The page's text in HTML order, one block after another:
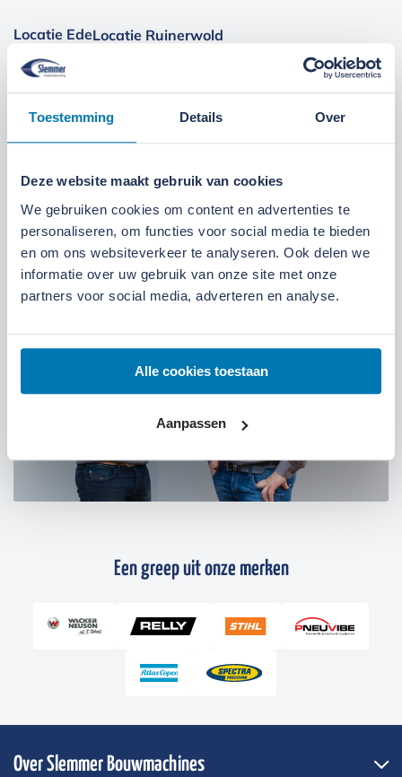
Toestemming Details Over
Deze website maakt gebruik van cookies
We gebruiken cookies om content en advertenties te
personaliseren, om functies voor social media te bieden
en om ons websiteverkeer te analyseren. Ook delen we
informatie over uw gebruik van onze site met onze
partners voor social media, adverteren en analyse.
Alle cookies toestaan
Aanpassen
Locatie EdeLocatie Ruinerwold
We zijn gevestigd aan deBroeksteeg 1 in Ede.
Maandag t/m zaterdag open. Bereikbaar via0318-
265555.Bekijk deze locatie.
07:00 tot 17:30 uur Maandag t/m vrijdag
07:30 tot 12:00 uur Zaterdag
Een greep uit onze merken
Over Slemmer Bouwmachines